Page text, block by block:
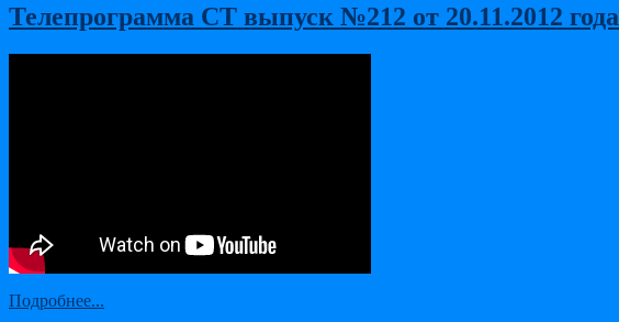
Телепрограмма СТ выпуск №212 от 20.11.2012 года
Подробнее...